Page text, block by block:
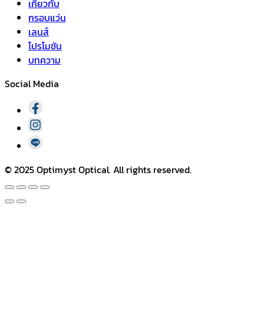
เกี่ยวกับ
กรอบแว่น
เลนส์
โปรโมชัน
บทความ
Social Media​
© 2025 Optimyst Optical. All rights reserved.​